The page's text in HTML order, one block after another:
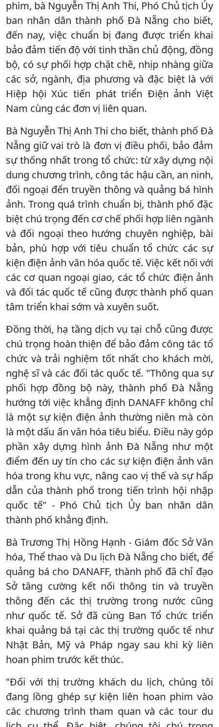
phim, bà Nguyễn Thị Anh Thi, Phó Chủ tịch Ủy
ban nhân dân thành phố Đà Nẵng cho biết,
đến nay, việc chuẩn bị đang được triển khai
bảo đảm tiến độ với tinh thần chủ động, đồng
bộ, có sự phối hợp chặt chẽ, nhịp nhàng giữa
các sở, ngành, địa phương và đặc biệt là với
Hiệp hội Xúc tiến phát triển Điện ảnh Việt
Nam cùng các đơn vị liên quan.
Bà Nguyễn Thị Anh Thi cho biết, thành phố Đà
Nẵng giữ vai trò là đơn vị điều phối, bảo đảm
sự thống nhất trong tổ chức: từ xây dựng nội
dung chương trình, công tác hậu cần, an ninh,
đối ngoại đến truyền thông và quảng bá hình
ảnh. Trong quá trình chuẩn bị, thành phố đặc
biệt chú trọng đến cơ chế phối hợp liên ngành
và đối ngoại theo hướng chuyên nghiệp, bài
bản, phù hợp với tiêu chuẩn tổ chức các sự
kiện điện ảnh văn hóa quốc tế. Việc kết nối với
các cơ quan ngoại giao, các tổ chức điện ảnh
và đối tác quốc tế cũng được thành phố quan
tâm triển khai sớm và xuyên suốt.
Đồng thời, hạ tầng dịch vụ tại chỗ cũng được
chú trọng hoàn thiện để bảo đảm công tác tổ
chức và trải nghiệm tốt nhất cho khách mời,
nghệ sĩ và các đối tác quốc tế. "Thông qua sự
phối hợp đồng bộ này, thành phố Đà Nẵng
hướng tới việc khẳng định DANAFF không chỉ
là một sự kiện điện ảnh thường niên mà còn
là một dấu ấn văn hóa tiêu biểu. Điều này góp
phần xây dựng hình ảnh Đà Nẵng như một
điểm đến uy tín cho các sự kiện điện ảnh văn
hóa trong khu vực, nâng cao vị thế và sự hấp
dẫn của thành phố trong tiến trình hội nhập
quốc tế" - Phó Chủ tịch Ủy ban nhân dân
thành phố khẳng định.
Bà Trương Thị Hồng Hạnh - Giám đốc Sở Văn
hóa, Thể thao và Du lịch Đà Nẵng cho biết, để
quảng bá cho DANAFF, thành phố đã chỉ đạo
Sở tăng cường kết nối thông tin và truyền
thông đến các thị trường trong nước cũng
như quốc tế. Sở đã cùng Ban Tổ chức triển
khai quảng bá tại các thị trường quốc tế như
Nhật Bản, Mỹ và Pháp ngay sau khi kỳ liên
hoan phim trước kết thúc.
"Đối với thị trường khách du lịch, chúng tôi
đang lồng ghép sự kiện liên hoan phim vào
các chương trình tham quan và các tour du